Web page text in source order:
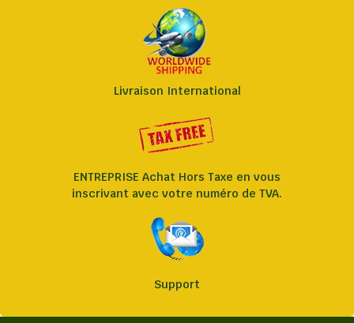
Livraison International
ENTREPRISE Achat Hors Taxe en vous
inscrivant avec votre numéro de TVA.
Support